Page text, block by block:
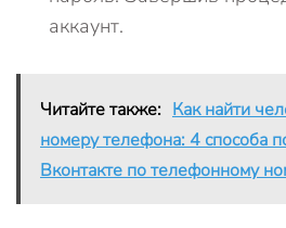
аккаунт.
Читайте также: Как найти
номеру телефона: 4 способа
Вконтакте по телефонному